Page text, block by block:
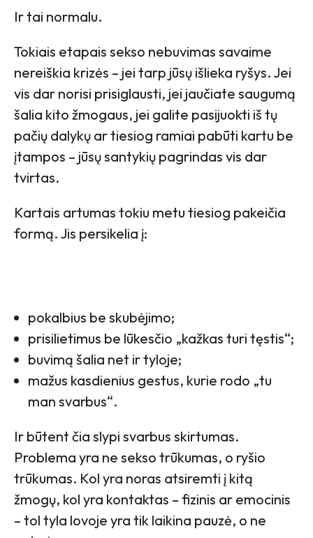
Ir tai normalu.
Tokiais etapais sekso nebuvimas savaime
nereiškia krizės – jei tarp jūsų išlieka ryšys. Jei
vis dar norisi prisiglausti, jei jaučiate saugumą
šalia kito žmogaus, jei galite pasijuokti iš tų
pačių dalykų ar tiesiog ramiai pabūti kartu be
įtampos – jūsų santykių pagrindas vis dar
tvirtas.
Kartais artumas tokiu metu tiesiog pakeičia
formą. Jis persikelia į:
pokalbius be skubėjimo;
prisilietimus be lūkesčio „kažkas turi tęstis“;
buvimą šalia net ir tyloje;
mažus kasdienius gestus, kurie rodo „tu
man svarbus“.
Ir būtent čia slypi svarbus skirtumas.
Problema yra ne sekso trūkumas, o ryšio
trūkumas. Kol yra noras atsiremti į kitą
žmogų, kol yra kontaktas – fizinis ar emocinis
– tol tyla lovoje yra tik laikina pauzė, o ne